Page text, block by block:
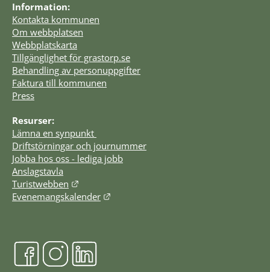
Information:
Kontakta kommunen
Om webbplatsen
Webbplatskarta
Tillgänglighet för grastorp.se
Behandling av personuppgifter
Faktura till kommunen
Press
Resurser:
Lämna en synpunkt
Driftstörningar och journummer
Jobba hos oss - lediga jobb
Anslagstavla
Turistwebben
Länk till annan webbplats.
Evenemangskalender
Länk till annan webbplats.